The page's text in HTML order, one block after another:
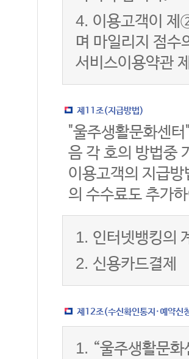
4. 이용고객이 제
며 마일리지 점수
서비스이용약관
제11조(지급방법)
"울주생활문화센
음 각 호의 방법중
이용고객의 지급
의 수수료도 추가
1. 인터넷뱅킹의
2. 신용카드결제
제12조(수신확인통지·예약신
1. “울주생활문